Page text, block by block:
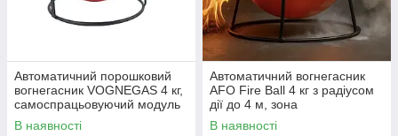
Автоматичний порошковий
вогнегасник VOGNEGAS 4 кг,
самоспрацьовуючий модуль
до 4 м²
В наявності
Автоматичний вогнегасник
AFO Fire Ball 4 кг з радіусом
дії до 4 м, зона
пожежогасіння становить до
16 м²
В наявності